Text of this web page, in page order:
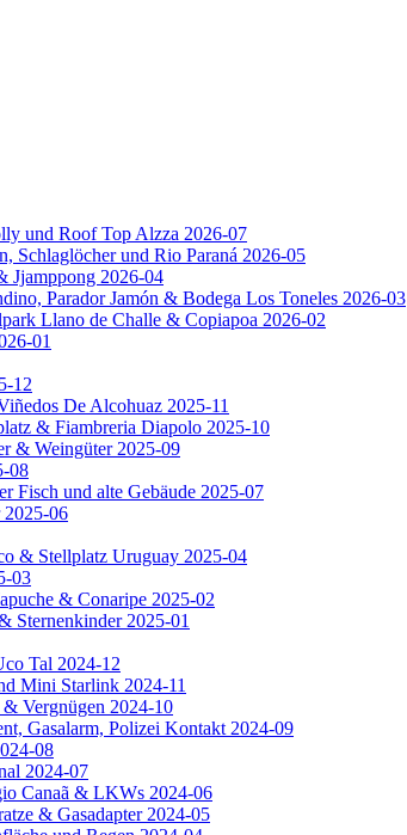
und Roof Top Alzza 2026-07
Schlaglöcher und Rio Paraná 2026-05
Jjamppong 2026-04
Parador Jamón & Bodega Los Toneles 2026-03
Llano de Challe & Copiapoa 2026-02
01
12
De Alcohuaz 2025-11
& Fiambreria Diapolo 2025-10
& Weingüter 2025-09
08
Fisch und alte Gebäude 2025-07
2025-06
& Stellplatz Uruguay 2025-04
03
& Conaripe 2025-02
Sternenkinder 2025-01
Tal 2024-12
Mini Starlink 2024-11
& Vergnügen 2024-10
Gasalarm, Polizei Kontakt 2024-09
08
2024-07
Canaã & LKWs 2024-06
& Gasadapter 2024-05